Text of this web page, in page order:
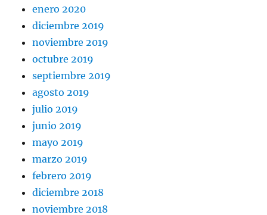
enero 2020
diciembre 2019
noviembre 2019
octubre 2019
septiembre 2019
agosto 2019
julio 2019
junio 2019
mayo 2019
marzo 2019
febrero 2019
diciembre 2018
noviembre 2018